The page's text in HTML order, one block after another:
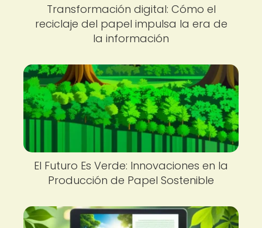
Transformación digital: Cómo el
reciclaje del papel impulsa la era de
la información
El Futuro Es Verde: Innovaciones en la
Producción de Papel Sostenible